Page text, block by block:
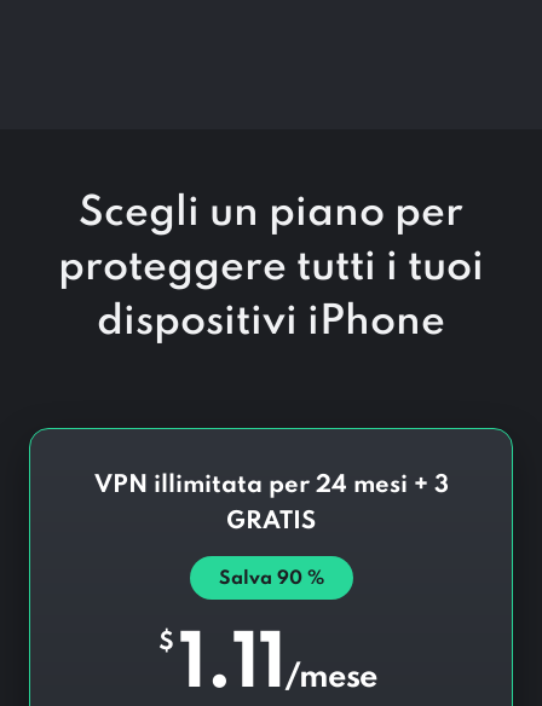
Scegli un piano per
proteggere tutti i tuoi
dispositivi iPhone
VPN illimitata per 24 mesi + 3
GRATIS
Salva 90 %
$ 1.11/mese